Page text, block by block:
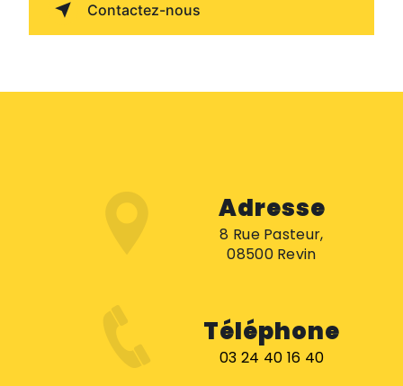
Contactez-nous
Adresse
8 Rue Pasteur,
08500 Revin
Téléphone
03 24 40 16 40